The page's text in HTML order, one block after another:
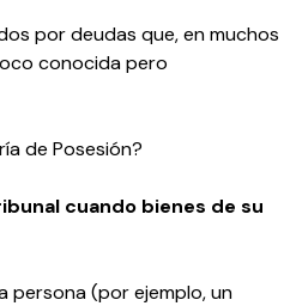
por deudas que, en muchos
conocida pero
de Posesión?
cuando bienes de su
persona (por ejemplo, un